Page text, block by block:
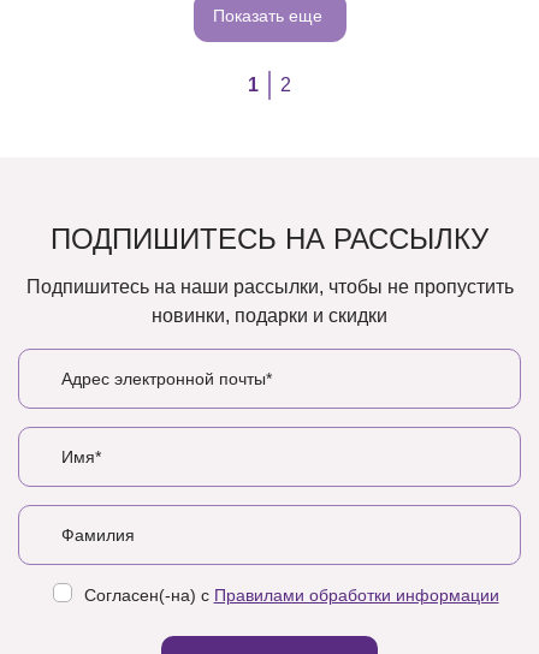
Показать еще
1 2
ПОДПИШИТЕСЬ НА РАССЫЛКУ
Подпишитесь на наши рассылки, чтобы не пропустить
новинки, подарки и скидки
Согласен(-на) с Правилами обработки информации